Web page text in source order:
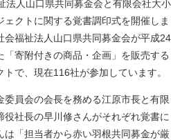
法人山口県共同募金会と有限会社大小
クトに関する覚書調印式を開催しま
会福祉法人山口県共同募金会が平成24
寄附付きの商品・企画」を販売する
で、現在116社が参加しています。
員会の会長を務める江原市長と有限
社長の早川修さんがそれぞれ覚書に
は「担当者から赤い羽根共同募金が厳